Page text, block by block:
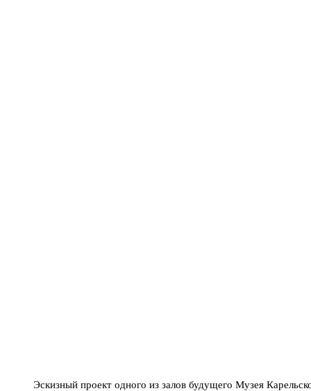
Эскизный проект одного из залов будущего Музея